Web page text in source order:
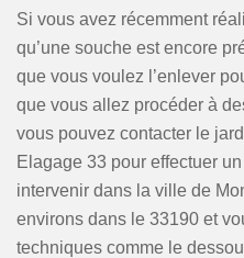
Si vous avez récemment
qu’une souche est encore
que vous voulez l’enlever
que vous allez procéder à
vous pouvez contacter le
Elagage 33 pour effectuer
intervenir dans la ville de
environs dans le 33190 et
techniques comme le